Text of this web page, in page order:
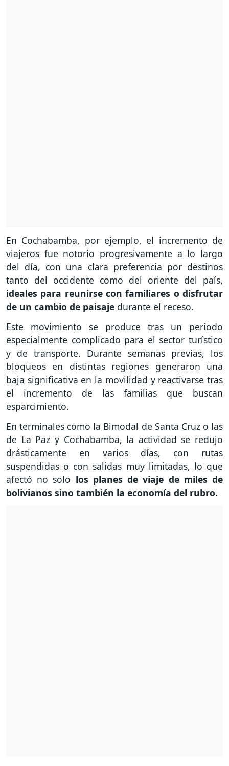
En Cochabamba, por ejemplo, el incremento de
viajeros fue notorio progresivamente a lo largo
del día, con una clara preferencia por destinos
tanto del occidente como del oriente del país,
ideales para reunirse con familiares o disfrutar
de un cambio de paisaje durante el receso.
Este movimiento se produce tras un período
especialmente complicado para el sector turístico
y de transporte. Durante semanas previas, los
bloqueos en distintas regiones generaron una
baja significativa en la movilidad y reactivarse tras
el incremento de las familias que buscan
esparcimiento.
En terminales como la Bimodal de Santa Cruz o las
de La Paz y Cochabamba, la actividad se redujo
drásticamente en varios días, con rutas
suspendidas o con salidas muy limitadas, lo que
afectó no solo los planes de viaje de miles de
bolivianos sino también la economía del rubro.